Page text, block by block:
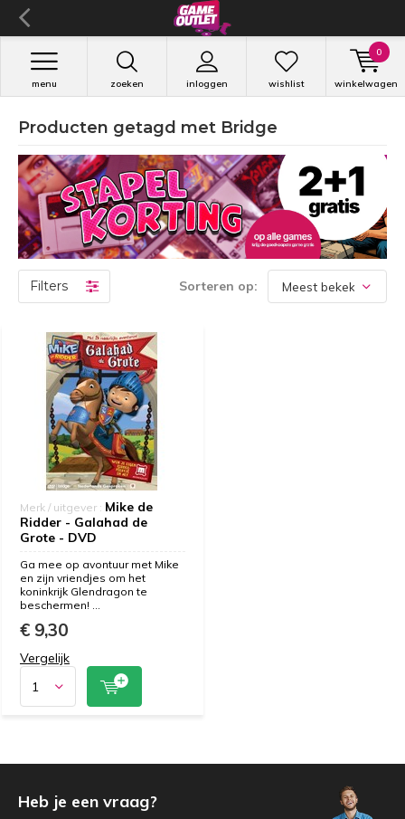
zoeken inloggen
menu wishlist winkelwagen
0
Producten getagd met Bridge
Filters Sorteren op:
Merk / uitgever : Mike de
Ridder - Galahad de
Grote - DVD
Ga mee op avontuur met Mike
en zijn vriendjes om het
koninkrijk Glendragon te
beschermen! ...
€ 9,30
Vergelijk
Heb je een vraag?